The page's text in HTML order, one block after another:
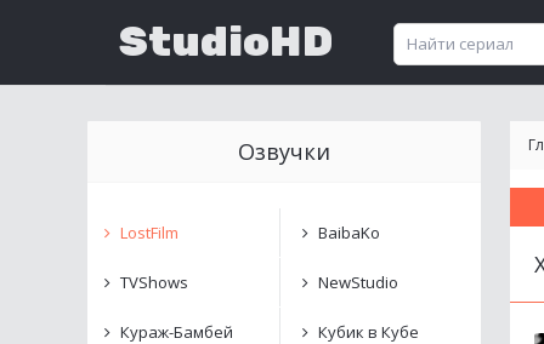
StudioHD
Озвучки
LostFilm BaibaKo
TVShows NewStudio
Кураж-Бамбей Кубик в Кубе